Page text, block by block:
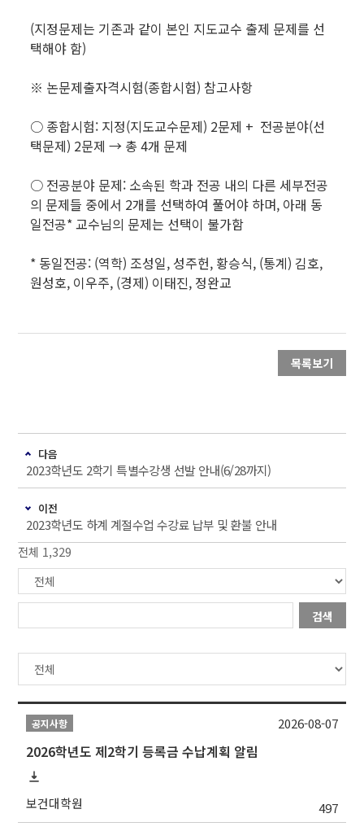
(지정문제는 기존과 같이 본인 지도교수 출제 문제를 선
택해야 함)
※ 논문제출자격시험(종합시험) 참고사항
○ 종합시험: 지정(지도교수문제) 2문제 + 전공분야(선
택문제) 2문제 → 총 4개 문제
○ 전공분야 문제: 소속된 학과 전공 내의 다른 세부전공
의 문제들 중에서 2개를 선택하여 풀어야 하며, 아래 동
일전공* 교수님의 문제는 선택이 불가함
* 동일전공: (역학) 조성일, 성주헌, 황승식, (통계) 김호,
원성호, 이우주, (경제) 이태진, 정완교
목록보기
다음
2023학년도 2학기 특별수강생 선발 안내(6/28까지)
이전
2023학년도 하계 계절수업 수강료 납부 및 환불 안내
전체 1,329
검색
공지사항
2026학년도 제2학기 등록금 수납계획 알림
보건대학원 497
2026-08-07